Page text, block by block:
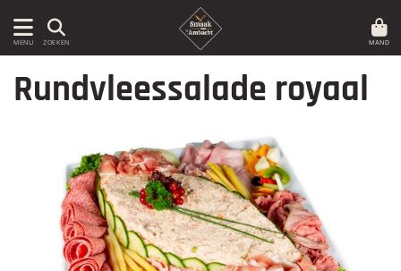
MENU ZOEKEN MAND
Rundvleessalade royaal